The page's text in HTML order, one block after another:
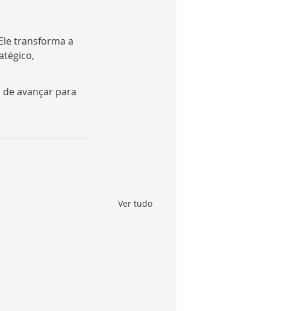
transforma a
avançar para
Ver tudo